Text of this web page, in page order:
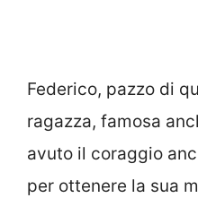
Federico, pazzo di
ragazza, famosa
avuto il coraggio
per ottenere la sua